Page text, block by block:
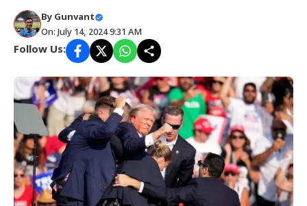
By Gunvant
On: July 14, 2024 9:31 AM
Follow Us: